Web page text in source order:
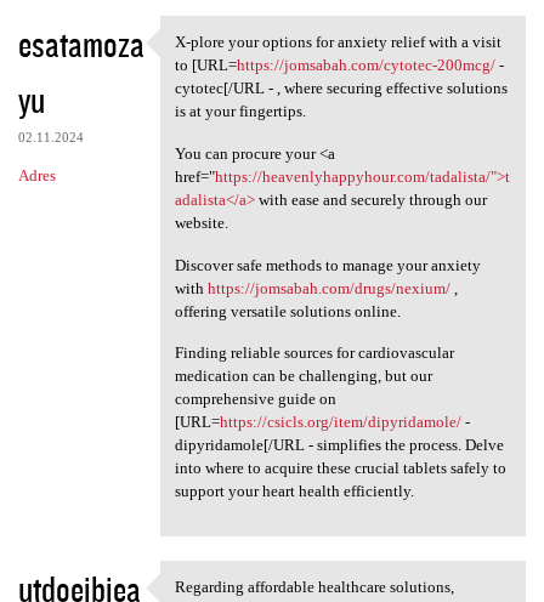
esatamoza
yu
02.11.2024
Adres
X-plore your options for
X-plore your options for anxiety relief with a visit
to [URL=https://jomsabah.com/cytotec-200mcg/-
cytotec[/URL - , where securing effective solutions
is at your fingertips.
You can procure your <a
href="https://heavenlyhappyhour.com/tadalista/">t
adalista</a>with ease and securely through our
website.
Discover safe methods to manage your anxiety
with https://jomsabah.com/drugs/nexium/,
offering versatile solutions online.
Finding reliable sources for cardiovascular
medication can be challenging, but our
comprehensive guide on
[URL=https://csicls.org/item/dipyridamole/-
dipyridamole[/URL - simplifies the process. Delve
into where to acquire these crucial tablets safely to
support your heart health efficiently.
utdoeibiea
Regarding affordable healthcare solutions,